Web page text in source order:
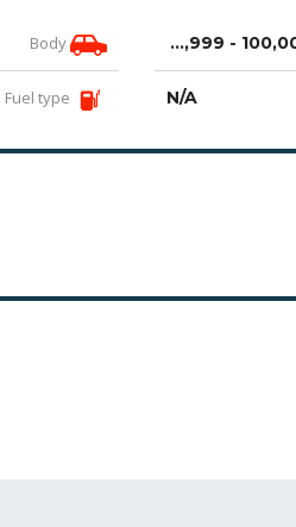
100,000 - 109,999 km
Body
N/A